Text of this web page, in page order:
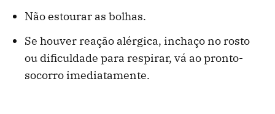
Não estourar as bolhas.
Se houver reação alérgica, inchaço no rosto
ou dificuldade para respirar, vá ao pronto-
socorro imediatamente.